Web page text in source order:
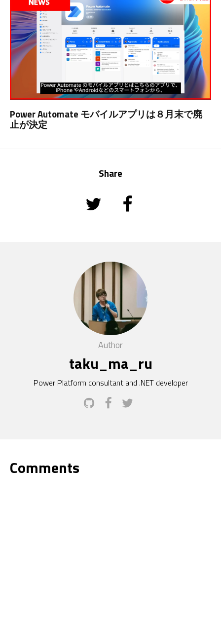
Power Automate モバイルアプリは８月末で廃
止が決定
Share
Author
taku_ma_ru
Power Platform consultant and .NET developer
Comments